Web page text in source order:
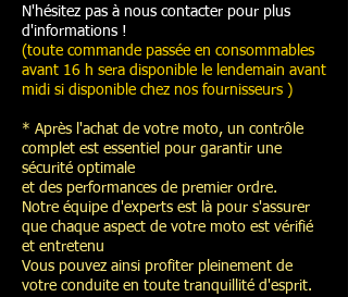
N'hésitez pas à nous contacter pour plus
d'informations !
(toute commande passée en consommables
avant 16 h sera disponible le lendemain avant
midi si disponible chez nos fournisseurs )
* Après l'achat de votre moto, un contrôle
complet est essentiel pour garantir une
sécurité optimale
et des performances de premier ordre.
Notre équipe d'experts est là pour s'assurer
que chaque aspect de votre moto est vérifié
et entretenu
Vous pouvez ainsi profiter pleinement de
votre conduite en toute tranquillité d'esprit.